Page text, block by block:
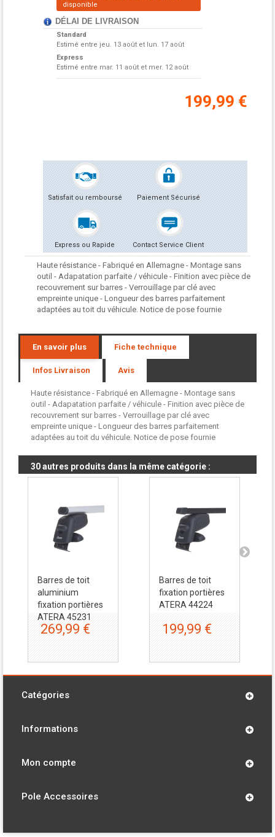
disponible
DÉLAI DE LIVRAISON
Standard
Estimé entre jeu. 13 août et lun. 17 août
Express
Estimé entre mar. 11 août et mer. 12 août
199,99 €
Satisfait ou remboursé Paiement Sécurisé
Express ou Rapide Contact Service Client
Haute résistance - Fabriqué en Allemagne - Montage sans
outil - Adapatation parfaite / véhicule - Finition avec pièce de
recouvrement sur barres - Verrouillage par clé avec
empreinte unique - Longueur des barres parfaitement
adaptées au toit du véhicule. Notice de pose fournie
En savoir plus Fiche technique
Infos Livraison Avis
Haute résistance - Fabriqué en Allemagne - Montage sans
outil - Adapatation parfaite / véhicule - Finition avec pièce de
recouvrement sur barres - Verrouillage par clé avec
empreinte unique - Longueur des barres parfaitement
adaptées au toit du véhicule. Notice de pose fournie
30 autres produits dans la même catégorie :
Barres de toit
aluminium
fixation portières
ATERA 45231
269,99 €
Barres de toit
fixation portières
ATERA 44224
199,99 €
Catégories
Informations
Mon compte
Pole Accessoires